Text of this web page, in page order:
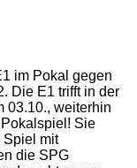
im Pokal gegen
Die E1 trifft in der
03.10., weiterhin
Sie
Spiel mit
die SPG